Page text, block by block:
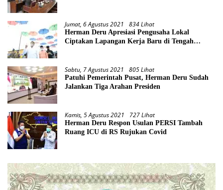
Jumat, 6 Agustus 2021 834 Lihat
Herman Deru Apresiasi Pengusaha Lokal
Ciptakan Lapangan Kerja Baru di Tengah
Sabtu, 7 Agustus 2021 805 Lihat
Patuhi Pemerintah Pusat, Herman Deru Sudah
Jalankan Tiga Arahan Presiden
Kamis, 5 Agustus 2021 727 Lihat
Herman Deru Respon Usulan PERSI Tambah
Ruang ICU di RS Rujukan Covid